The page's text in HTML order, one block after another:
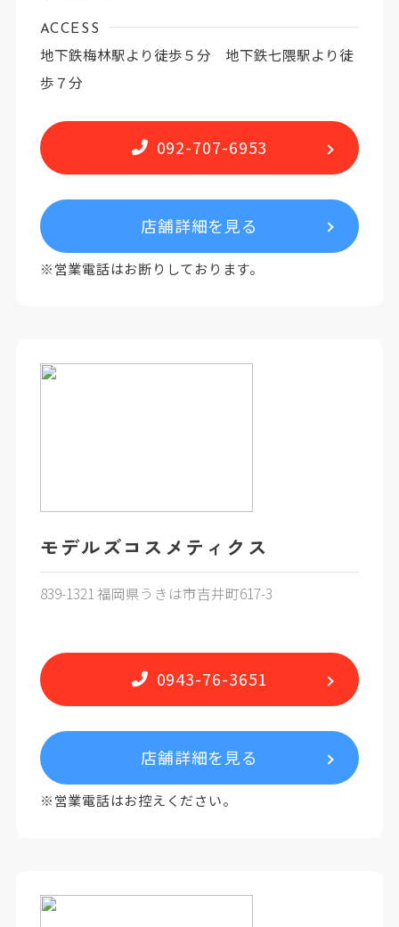
ACCESS
地下鉄梅林駅より徒歩５分 地下鉄七隈駅より徒
歩７分
092-707-6953
店舗詳細を見る
※営業電話はお断りしております。
モデルズコスメティクス
839-1321 福岡県うきは市吉井町617-3
0943-76-3651
店舗詳細を見る
※営業電話はお控えください。